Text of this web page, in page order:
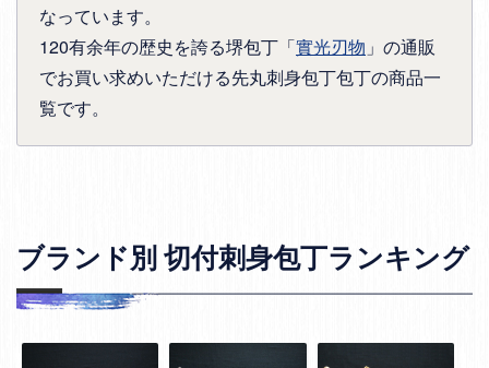
なっています。
120有余年の歴史を誇る堺包丁「實光刃物 」の通販
でお買い求めいただける先丸刺身包丁包丁の商品一
覧です。
ブランド別 切付刺身包丁ランキング